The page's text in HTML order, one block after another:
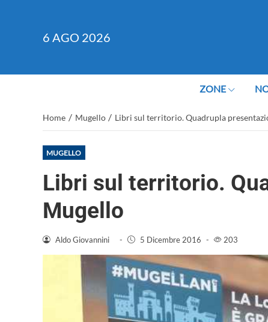
6 AGO 2026
ZONE
Home / Mugello / Libri sul territorio. Quadrupla
MUGELLO
Libri sul territorio.
Mugello
Aldo Giovannini - 5 Dicembre 2016 - 203